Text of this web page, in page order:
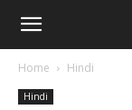
Janta
Home Hindi
Hindi